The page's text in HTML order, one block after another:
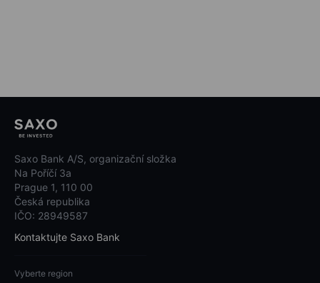
Saxo Bank A/S, organizační složka
Na Poříčí 3a
Prague 1, 110 00
Česká republika
IČO: 28949587
Kontaktujte Saxo Bank
Vyberte region